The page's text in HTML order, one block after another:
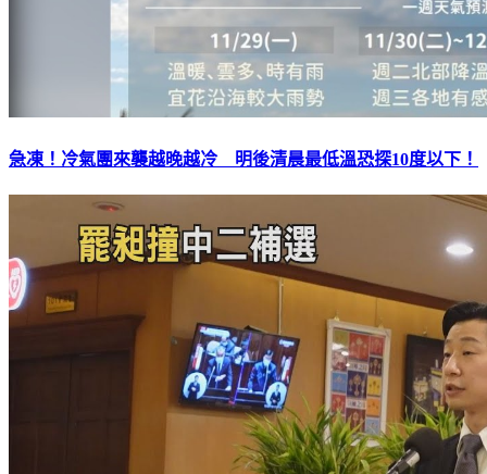
急凍！冷氣團來襲越晚越冷 明後清晨最低溫恐探10度以下！